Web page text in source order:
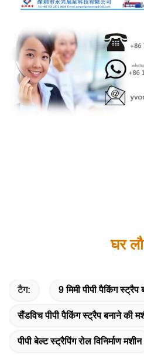
घर
टैग: 9 मिमी पीपी पैकिंग स्ट्रैप
सैंडविच पीपी पैकिंग स्ट्रैप बनाने की
पीपी बेल्ट स्ट्रैपिंग रोल विनिर्माण मशीन